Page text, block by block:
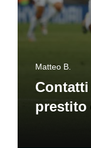
Matteo B.
prestito